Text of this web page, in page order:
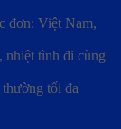
đơn: Việt Nam,
nhiệt tình đi cùng
tối đa